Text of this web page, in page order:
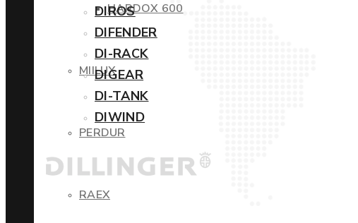
HARDOX 600
MIILUX
PERDUR
RAEX
DIROS
DIFENDER
DI-RACK
DIGEAR
DI-TANK
DIWIND